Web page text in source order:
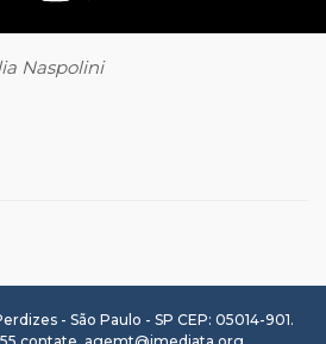
Naspolini
- São Paulo - SP CEP: 05014-901.